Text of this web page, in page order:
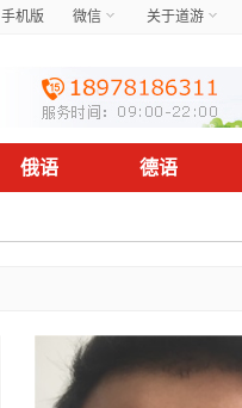
手机版 微信 关于道游
俄语 德语